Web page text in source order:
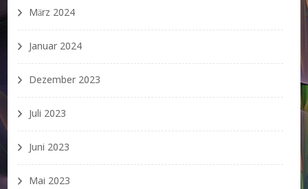
März 2024
Januar 2024
Dezember 2023
Juli 2023
Juni 2023
Mai 2023